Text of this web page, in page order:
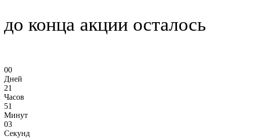
до конца акции осталось
00
Дней
21
Часов
51
Минут
03
Секунд